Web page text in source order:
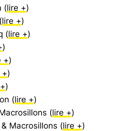
(lire +)
lire +)
(lire +)
)
+)
+)
)
(lire +)
(lire +)
Macrosillons (lire +)